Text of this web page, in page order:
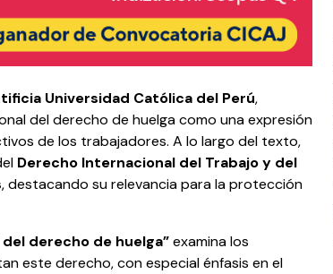
Universidad Católica del Perú,
del derecho de huelga como una expresión
de los trabajadores. A lo largo del texto,
Derecho Internacional del Trabajo y del
, destacando su relevancia para la protección
derecho de huelga”examina los
este derecho, con especial énfasis en el